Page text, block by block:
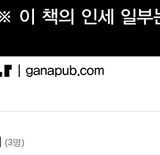
(3명)